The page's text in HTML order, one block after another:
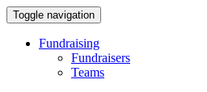
Toggle navigation
Fundraising
Fundraisers
Teams